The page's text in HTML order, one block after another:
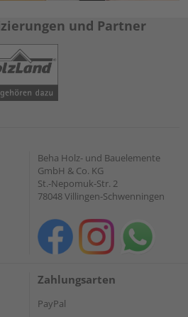
und Partner
Beha Holz- und Bauelemente
GmbH & Co. KG
St.-Nepomuk-Str. 2
78048 Villingen-Schwenningen
Zahlungsarten
PayPal